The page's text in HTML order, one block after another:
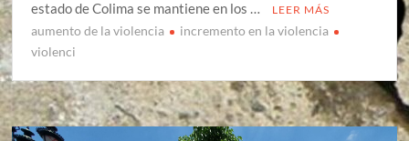
estado de Colima se mantiene en los …
LEER MÁS
aumento de la violencia
incremento en la violencia
violenci